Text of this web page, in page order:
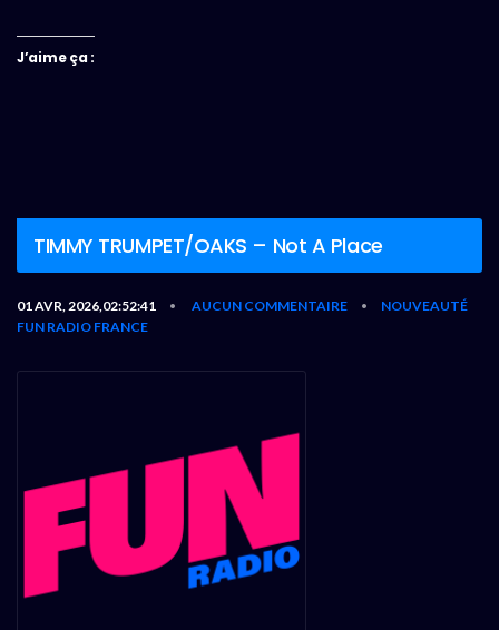
J’aime ça :
TIMMY TRUMPET/OAKS – Not A Place
01 AVR, 2026,02:52:41 • AUCUN COMMENTAIRE •
NOUVEAUTÉ
FUN RADIO FRANCE